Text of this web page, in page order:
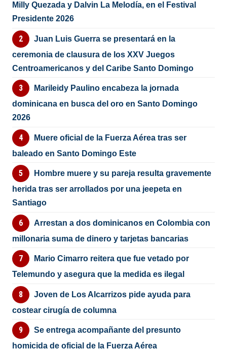
Milly Quezada y Dalvin La Melodía, en el Festival
Presidente 2026
Juan Luis Guerra se presentará en la
ceremonia de clausura de los XXV Juegos
Centroamericanos y del Caribe Santo Domingo
Marileidy Paulino encabeza la jornada
dominicana en busca del oro en Santo Domingo
2026
Muere oficial de la Fuerza Aérea tras ser
baleado en Santo Domingo Este
Hombre muere y su pareja resulta gravemente
herida tras ser arrollados por una jeepeta en
Santiago
Arrestan a dos dominicanos en Colombia con
millonaria suma de dinero y tarjetas bancarias
Mario Cimarro reitera que fue vetado por
Telemundo y asegura que la medida es ilegal
Joven de Los Alcarrizos pide ayuda para
costear cirugía de columna
Se entrega acompañante del presunto
homicida de oficial de la Fuerza Aérea